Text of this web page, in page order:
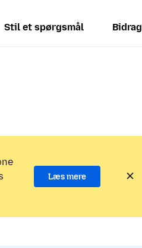
Stil et spørgsmål Bidrag
Læs mere